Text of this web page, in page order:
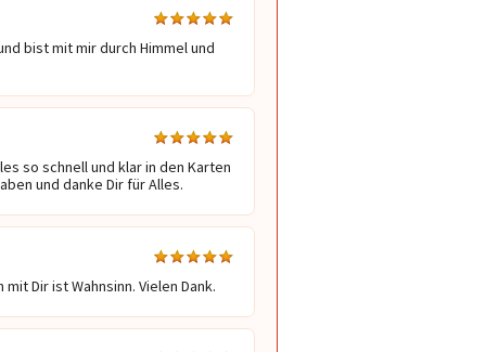
Cassielle Chasta
bist mit mir durch Himmel und
so schnell und klar in den Karten
und danke Dir für Alles.
Dir ist Wahnsinn. Vielen Dank.